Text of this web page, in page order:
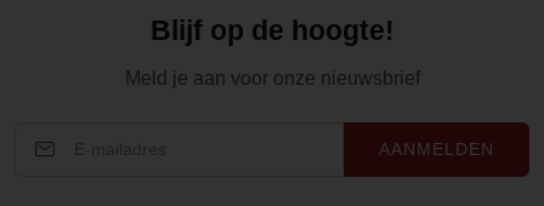
Blijf op de hoogte!
Meld je aan voor onze nieuwsbrief
AANMELDEN